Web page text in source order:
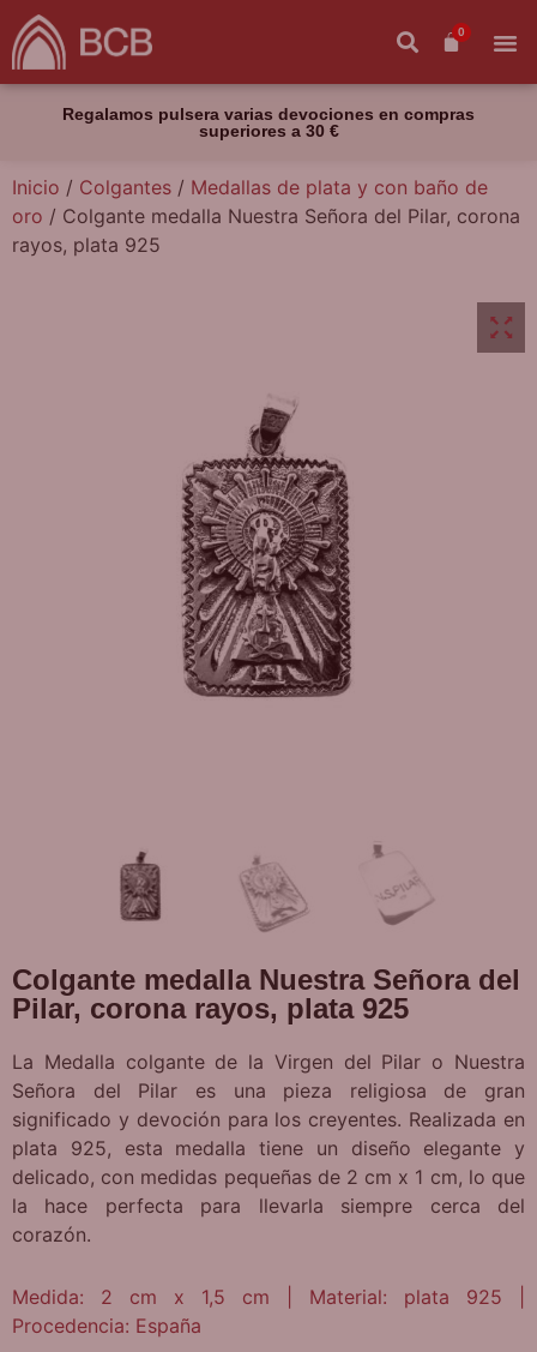
0
Regalamos pulsera varias devociones en compras
superiores a 30 €
Inicio / Colgantes / Medallas de plata y con baño de
oro / Colgante medalla Nuestra Señora del Pilar, corona
rayos, plata 925
Colgante medalla Nuestra Señora del
Pilar, corona rayos, plata 925
La Medalla colgante de la Virgen del Pilar o Nuestra
Señora del Pilar es una pieza religiosa de gran
significado y devoción para los creyentes. Realizada en
plata 925, esta medalla tiene un diseño elegante y
delicado, con medidas pequeñas de 2 cm x 1 cm, lo que
la hace perfecta para llevarla siempre cerca del
corazón.
Medida: 2 cm x 1,5 cm | Material: plata 925 |
Procedencia: España